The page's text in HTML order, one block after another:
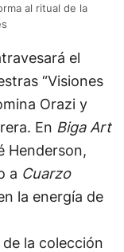
al ritual de la
el
“Visiones
Orazi y
En Biga Art
Henderson,
a Cuarzo
la energía de
la colección